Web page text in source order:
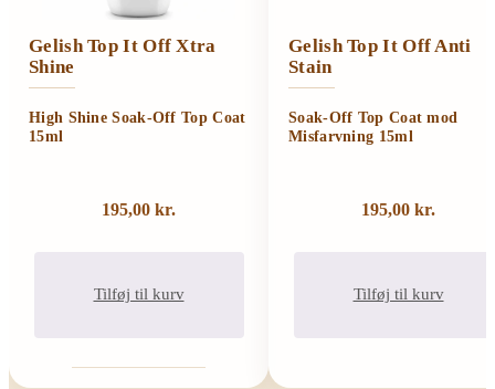
Gelish Top It Off Xtra
Shine
High Shine Soak-Off Top Coat
15ml
195,00 kr.
Tilføj til kurv
Gelish Top It Off Anti
Stain
Soak-Off Top Coat mod
Misfarvning 15ml
195,00 kr.
Tilføj til kurv